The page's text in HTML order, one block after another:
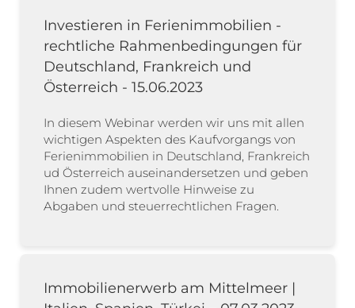
Investieren in Ferienimmobilien -
rechtliche Rahmenbedingungen für
Deutschland, Frankreich und
Österreich - 15.06.2023
In diesem Webinar werden wir uns mit allen
wichtigen Aspekten des Kaufvorgangs von
Ferienimmobilien in Deutschland, Frankreich
ud Österreich auseinandersetzen und geben
Ihnen zudem wertvolle Hinweise zu
Abgaben und steuerrechtlichen Fragen.
Immobilienerwerb am Mittelmeer |